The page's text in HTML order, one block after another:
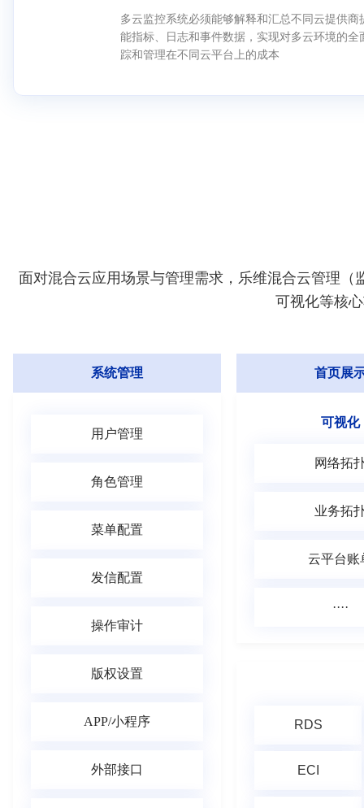
多云监控系统必须能够解释和汇总不同云提供商
能指标、日志和事件数据，实现对多云环境的全
踪和管理在不同云平台上的成本
面对混合云应用场景与管理需求，乐维混合云管理
可视化等核
系统管理
用户管理
角色管理
菜单配置
发信配置
操作审计
版权设置
APP/小程序
外部接口
首页展
可视化
网络拓
业务拓
云平台账
····
RDS
ECI